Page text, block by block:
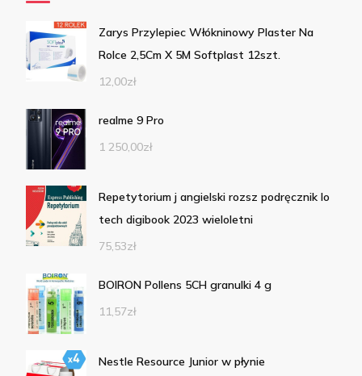
Zarys Przylepiec Włókninowy Plaster Na
Rolce 2,5Cm X 5M Softplast 12szt.
12,00zł
realme 9 Pro
1 250,00zł
Repetytorium j angielski rozsz podręcznik lo
tech digibook 2023 wieloletni
75,53zł
BOIRON Pollens 5CH granulki 4 g
11,57zł
Nestle Resource Junior w płynie